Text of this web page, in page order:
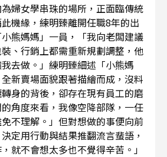
婦女學串珠的場所，正面臨傳統
機緣，練明臻離開任職8年的出
熊媽媽」一員，「我向老闆建議
、行銷上都需重新規劃調整，他
去做。」練明臻細述「小熊媽
新賣場面貌跟著描繪而成，沒料
身的背後，卻存在現有員工的磨
角度來看，我像空降部隊，一任
不理解。」但對想做的事便向前
定用行動與結果推翻流言蜚語，
就不會想太多也不覺得辛苦。」